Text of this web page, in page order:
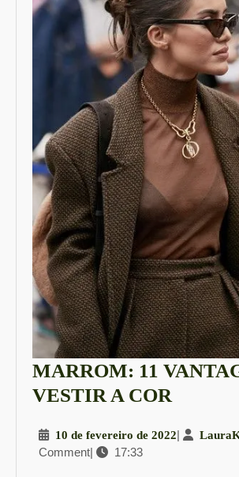
MARROM: 11
VESTIR A COR
10 de fevereiro de 202210
Comment
17:33